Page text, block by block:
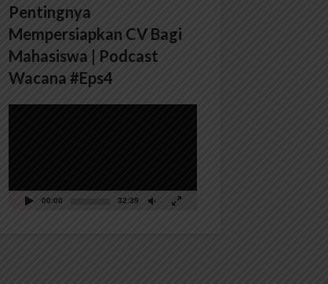
Pentingnya
Mempersiapkan CV Bagi
Mahasiswa | Podcast
Wacana #Eps4
00:00 32:39